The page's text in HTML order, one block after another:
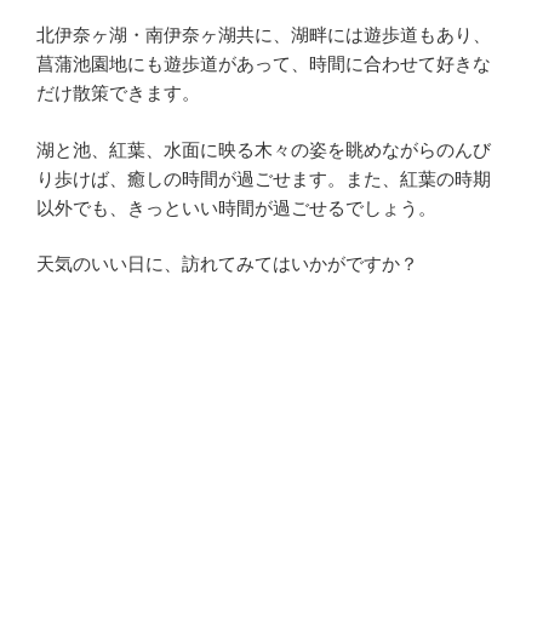
北伊奈ヶ湖・南伊奈ヶ湖共に、湖畔には遊歩道もあり、
菖蒲池園地にも遊歩道があって、時間に合わせて好きな
だけ散策できます。
湖と池、紅葉、水面に映る木々の姿を眺めながらのんび
り歩けば、癒しの時間が過ごせます。また、紅葉の時期
以外でも、きっといい時間が過ごせるでしょう。
天気のいい日に、訪れてみてはいかがですか？